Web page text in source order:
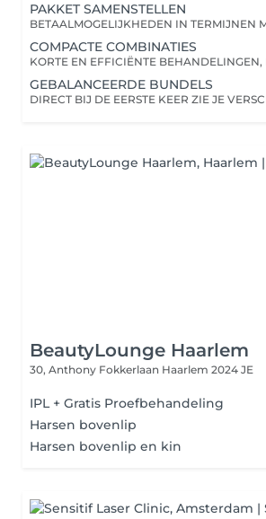
PAKKET SAMENSTELLEN
BETAALMOGELIJKHEDEN IN TERMIJNEN
COMPACTE COMBINATIES
GEBALANCEERDE BUNDELS
BeautyLounge Haarlem
30, Anthony Fokkerlaan Haarlem 2024 JE
IPL + Gratis Proefbehandeling
Harsen bovenlip
Harsen bovenlip en kin